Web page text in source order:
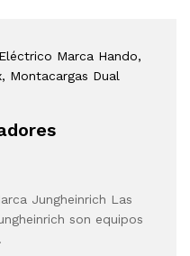
Marca Hando,
, Montacargas Dual
Jungheinrich Las
son equipos